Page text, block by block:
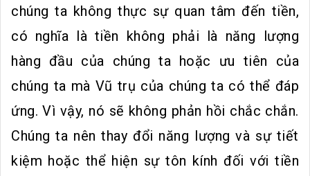
chúng ta không thực sự quan tâm đến tiền,
có nghĩa là tiền không phải là năng lượng
hàng đầu của chúng ta hoặc ưu tiên của
chúng ta mà Vũ trụ của chúng ta có thể đáp
ứng. Vì vậy, nó sẽ không phản hồi chắc chắn.
Chúng ta nên thay đổi năng lượng và sự tiết
kiệm hoặc thể hiện sự tôn kính đối với tiền